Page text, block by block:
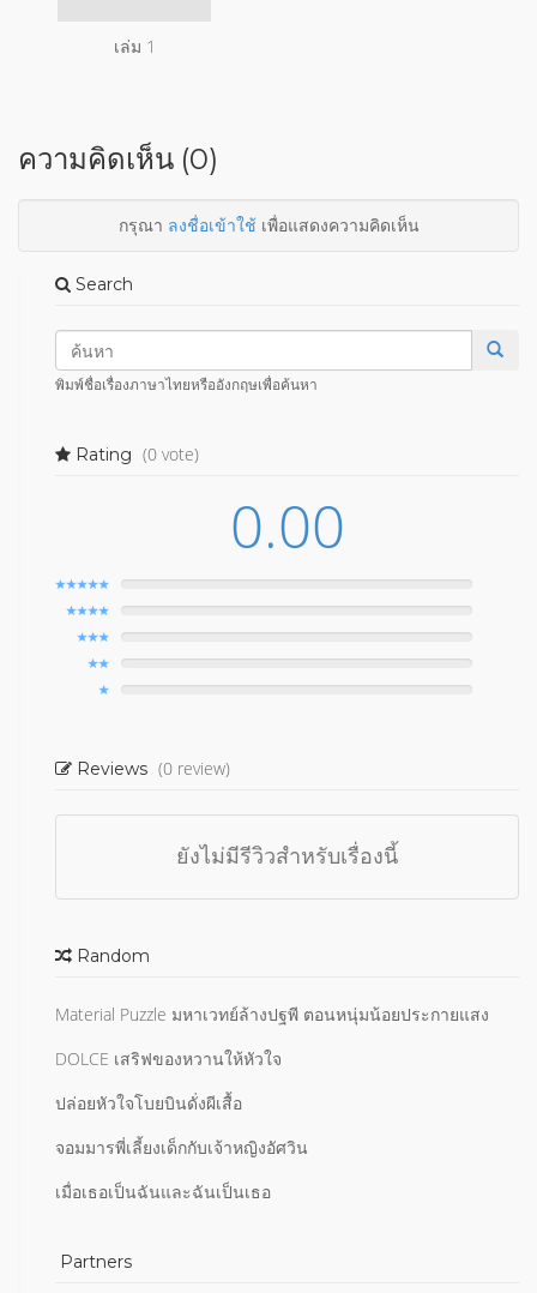
เล่ม 1
ความคิดเห็น (0)
กรุณา ลงชื่อเข้าใช้เพื่อแสดงความคิดเห็น
Search
พิมพ์ชื่อเรื่องภาษาไทยหรืออังกฤษเพื่อค้นหา
Rating (0 vote)
0.00
Reviews (0 review)
ยังไม่มีรีวิวสำหรับเรื่องนี้
Random
Material Puzzle มหาเวทย์ล้างปฐพี ตอนหนุ่มน้อยประกายแสง
DOLCE เสริฟของหวานให้หัวใจ
ปล่อยหัวใจโบยบินดั่งผีเสื้อ
จอมมารพี่เลี้ยงเด็กกับเจ้าหญิงอัศวิน
เมื่อเธอเป็นฉันและฉันเป็นเธอ
Partners